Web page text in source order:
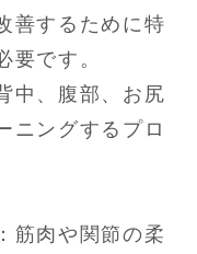
善するために特
要です。
中、腹部、お尻
ニングするプロ
筋肉や関節の柔